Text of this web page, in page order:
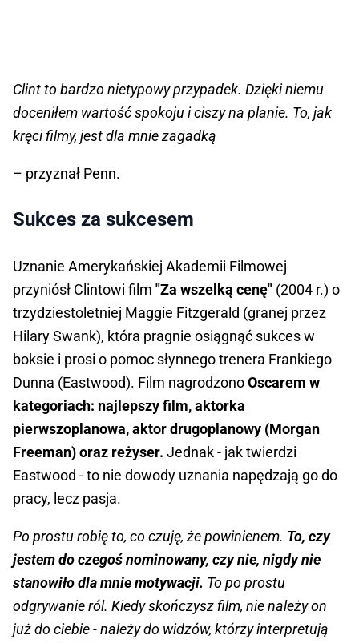
Clint to bardzo nietypowy przypadek. Dzięki niemu
doceniłem wartość spokoju i ciszy na planie. To, jak
kręci filmy, jest dla mnie zagadką
– przyznał Penn.
Sukces za sukcesem
Uznanie Amerykańskiej Akademii Filmowej
przyniósł Clintowi film "Za wszelką cenę" (2004 r.) o
trzydziestoletniej Maggie Fitzgerald (granej przez
Hilary Swank), która pragnie osiągnąć sukces w
boksie i prosi o pomoc słynnego trenera Frankiego
Dunna (Eastwood). Film nagrodzonoOscarem w
kategoriach: najlepszy film, aktorka
pierwszoplanowa, aktor drugoplanowy (Morgan
Freeman) oraz reżyser. Jednak - jak twierdzi
Eastwood - to nie dowody uznania napędzają go do
pracy, lecz pasja.
Po prostu robię to, co czuję, że powinienem. To, czy
jestem do czegoś nominowany, czy nie, nigdy nie
stanowiło dla mnie motywacji. To po prostu
odgrywanie ról. Kiedy skończysz film, nie należy on
już do ciebie - należy do widzów, którzy interpretują